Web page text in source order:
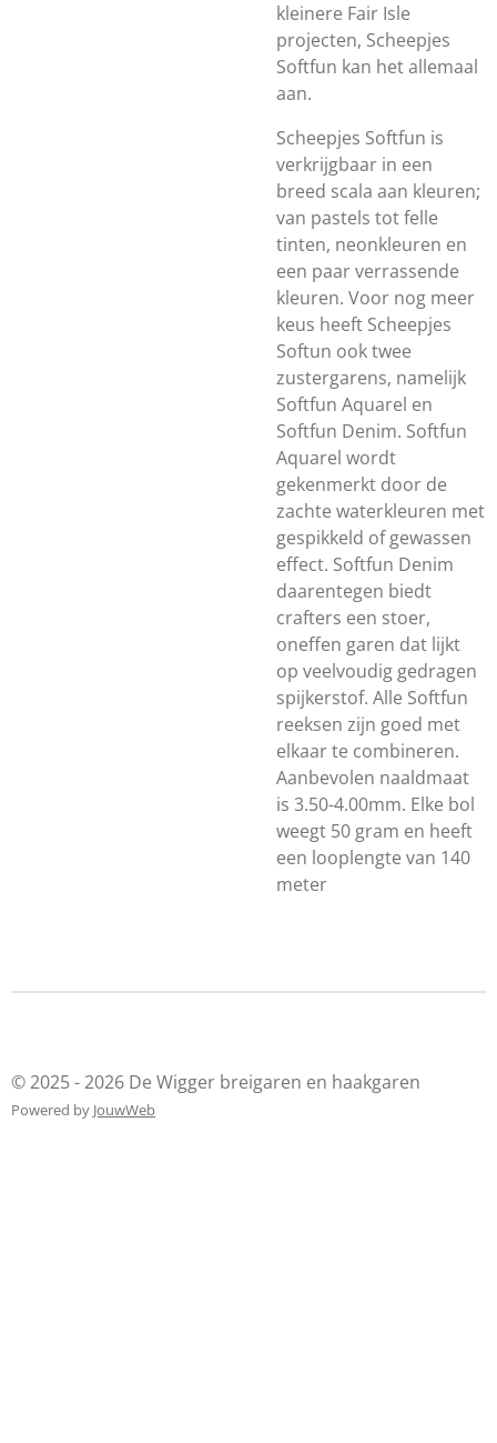
kleinere Fair Isle
projecten, Scheepjes
Softfun kan het allemaal
aan.
Scheepjes Softfun is
verkrijgbaar in een
breed scala aan kleuren;
van pastels tot felle
tinten, neonkleuren en
een paar verrassende
kleuren. Voor nog meer
keus heeft Scheepjes
Softun ook twee
zustergarens, namelijk
Softfun Aquarel en
Softfun Denim. Softfun
Aquarel wordt
gekenmerkt door de
zachte waterkleuren met
gespikkeld of gewassen
effect. Softfun Denim
daarentegen biedt
crafters een stoer,
oneffen garen dat lijkt
op veelvoudig gedragen
spijkerstof. Alle Softfun
reeksen zijn goed met
elkaar te combineren.
Aanbevolen naaldmaat
is 3.50-4.00mm. Elke bol
weegt 50 gram en heeft
een looplengte van 140
meter
© 2025 - 2026 De Wigger breigaren en haakgaren
Powered by JouwWeb